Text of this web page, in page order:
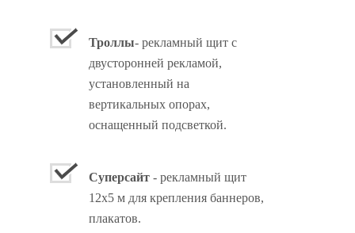
Троллы- рекламный щит с
двусторонней рекламой,
установленный на
вертикальных опорах,
оснащенный подсветкой.
Суперсайт- рекламный щит
12х5 м для крепления баннеров,
плакатов.